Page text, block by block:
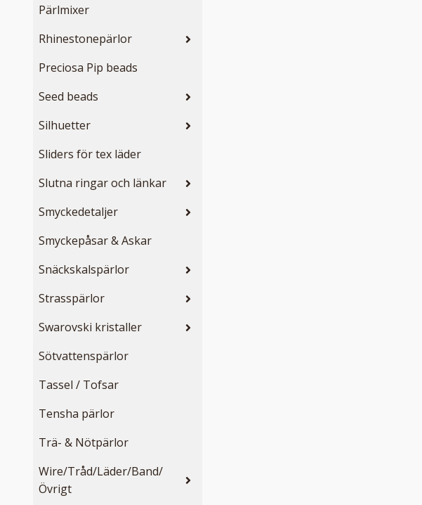
Pärlmixer
Rhinestonepärlor
Preciosa Pip beads
Seed beads
Silhuetter
Sliders för tex läder
Slutna ringar och länkar
Smyckedetaljer
Smyckepåsar & Askar
Snäckskalspärlor
Strasspärlor
Swarovski kristaller
Sötvattenspärlor
Tassel / Tofsar
Tensha pärlor
Trä- & Nötpärlor
Wire/Tråd/Läder/Band/
Övrigt